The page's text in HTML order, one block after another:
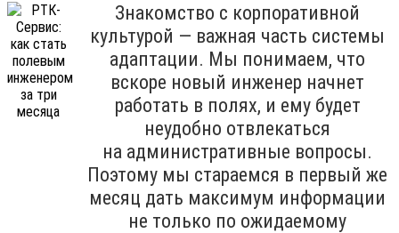
Знакомство с корпоративной
культурой — важная часть системы
адаптации. Мы понимаем, что
вскоре новый инженер начнет
работать в полях, и ему будет
неудобно отвлекаться
на административные вопросы.
Поэтому мы стараемся в первый же
месяц дать максимум информации
не только по ожидаемому